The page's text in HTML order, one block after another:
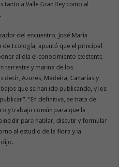
a Valle Gran Rey como al
del encuentro, José María
Ecología, apuntó que el principal
al día el conocimiento existente
terrestre y marina de los
decir, Azores, Madeira, Canarias y
que se han ido publicando, y los
“En definitiva, se trata de
y trabajo común para que la
para hablar, discutir y formular
al estudio de la flora y la
dijo.